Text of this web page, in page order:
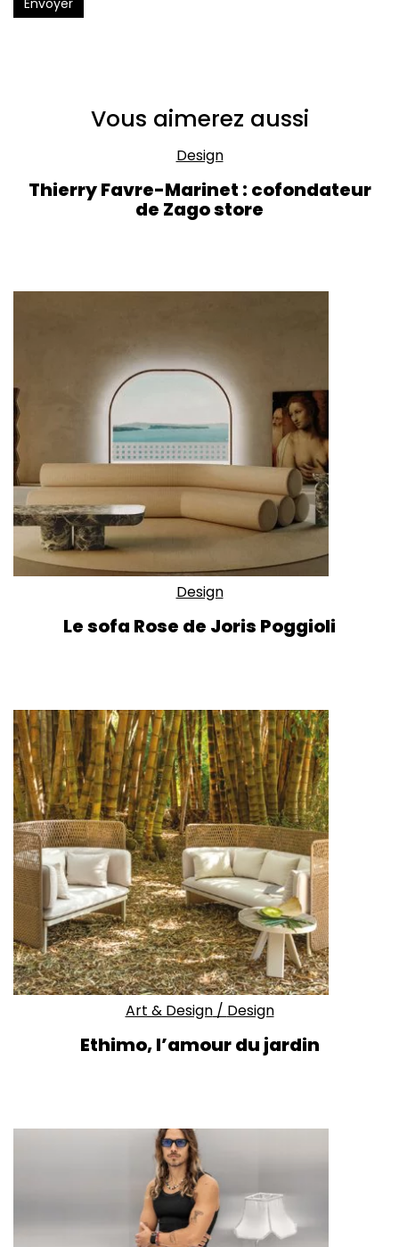
Envoyer
Vous aimerez aussi
Design
Thierry Favre-Marinet : cofondateur
de Zago store
Design
Le sofa Rose de Joris Poggioli
Art & Design/ Design
Ethimo, l’amour du jardin